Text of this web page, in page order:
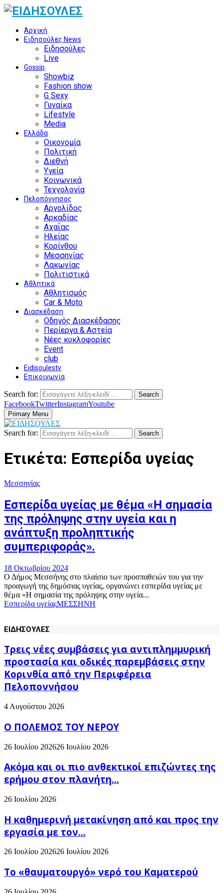
Αρχική
Ειδησούλες News
Ειδησούλες
Live
Gossip
Showbiz
Fashion show
G Sexy
Γυναίκα
Lifestyle
Media
Ελλάδα
Οικονομία
Πολιτική
Διεθνή
Υγεία
Κοινωνικά
Τεχνολογία
Πελοπόννησος
Αργολίδος
Αρκαδίας
Αχαΐας
Ηλείας
Κορίνθου
Μεσσηνίας
Λακωνίας
Πολιτιστικά
Αθλητικά
Αθλητισμός
Car & Moto
Διασκέδαση
Οδηγός Διασκέδασης
Περίεργα & Αστεία
Νέες κυκλοφορίες
Event
club
Eidisoulestv
Επικοινωνία
Search for: Search
FacebookTwitterInstagramYoutube
Primary Menu
Search for: Search
Ετικέτα: Εσπερίδα υγείας
Μεσσηνίας
Εσπερίδα υγείας με θέμα «Η σημασία
της πρόληψης στην υγεία και η
ανάπτυξη προληπτικής
συμπεριφοράς».
18 Οκτωβρίου 2024
Ο Δήμος Μεσσήνης στο πλαίσιο των προσπαθειών του για την
προαγωγή της δημόσιας υγείας, οργανώνει εσπερίδα υγείας με
θέμα «Η σημασία της πρόληψης στην υγεία...
Εσπερίδα υγείαςΜΕΣΣΗΝΗ
ΕΙΔΗΣΟΥΛΕΣ
Τρεις νέες συμβάσεις για αντιπλημμυρική
προστασία και οδικές παρεμβάσεις στην
Κορινθία από την Περιφέρεια
Πελοποννήσου
4 Αυγούστου 2026
Ο ΠΟΛΕΜΟΣ ΤΟΥ ΝΕΡΟΥ
26 Ιουλίου 202626 Ιουλίου 2026
Ακόμα και οι πιο ανθεκτικοί επιζώντες της
ερήμου στον πλανήτη...
26 Ιουλίου 2026
H καθημερινή μετακίνηση από και προς την
εργασία με τον...
26 Ιουλίου 202626 Ιουλίου 2026
Το «θαυματουργό» νερό του Καματερού